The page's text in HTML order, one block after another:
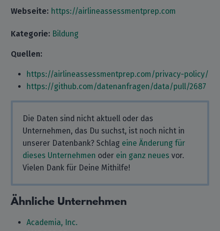
Webseite: https://airlineassessmentprep.com
Kategorie: Bildung
Quellen:
https://airlineassessmentprep.com/privacy-policy/
https://github.com/datenanfragen/data/pull/2687
Die Daten sind nicht aktuell oder das
Unternehmen, das Du suchst, ist noch nicht in
unserer Datenbank? Schlag eine Änderung für
dieses Unternehmen oder ein ganz neues vor.
Vielen Dank für Deine Mithilfe!
Ähnliche Unternehmen
Academia, Inc.